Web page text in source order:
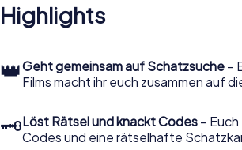
Highlights
👑Geht gemeinsam auf Schatzsuche –
Films macht ihr euch zusammen auf
🗝Löst Rätsel und knackt Codes –
Codes und eine rätselhafte